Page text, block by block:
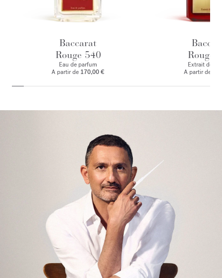
Baccarat
Rouge 540
Eau de parfum
A partir de 170,00 €
Rouge
Extrait de
A partir de